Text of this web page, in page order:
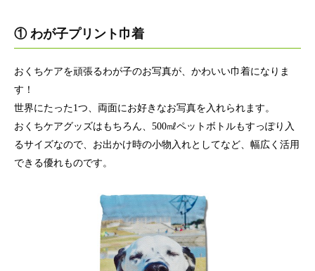
① わが子プリント巾着
おくちケアを頑張るわが子のお写真が、かわいい巾着になりま
す！
世界にたった1つ、両面にお好きなお写真を入れられます。
おくちケアグッズはもちろん、500㎖ペットボトルもすっぽり入
るサイズなので、お出かけ時の小物入れとしてなど、幅広く活用
できる優れものです。